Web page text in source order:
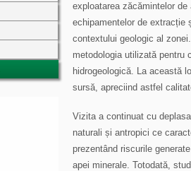
exploatarea zăcămintelor
echipamentelor de extracție
contextului geologic al
metodologia utilizată pentru
hidrogeologică. La această
sursă, apreciind astfel
Vizita a continuat cu
naturali și antropici ce
prezentând riscurile
apei minerale. Totodată,